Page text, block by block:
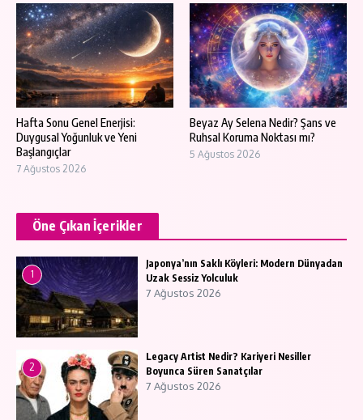
Hafta Sonu Genel Enerjisi:
Duygusal Yoğunluk ve Yeni
Başlangıçlar
7 Ağustos 2026
Beyaz Ay Selena Nedir? Şans ve
Ruhsal Koruma Noktası mı?
5 Ağustos 2026
Öne Çıkan İçerikler
1
Japonya’nın Saklı Köyleri: Modern Dünyadan
Uzak Sessiz Yolculuk
7 Ağustos 2026
2
Legacy Artist Nedir? Kariyeri Nesiller
Boyunca Süren Sanatçılar
7 Ağustos 2026